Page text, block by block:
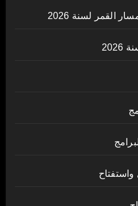
القمر لسنة 2026
واستفتاح